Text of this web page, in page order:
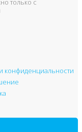
только с
конфиденциальности